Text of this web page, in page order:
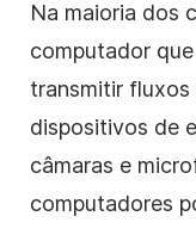
Na maioria dos
computador
transmitir
dispositivos de
câmaras e
computadores